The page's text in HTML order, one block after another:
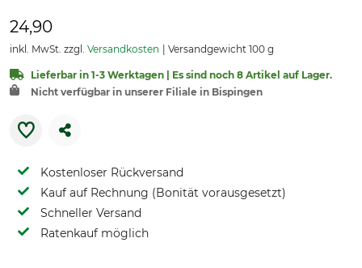
24,90
inkl. MwSt. zzgl. Versandkosten Versandgewicht 100 g
Lieferbar in 1-3 Werktagen | Es sind noch 8 Artikel auf Lager.
Nicht verfügbar in unserer Filiale in Bispingen
Kostenloser Rückversand
Kauf auf Rechnung (Bonität vorausgesetzt)
Schneller Versand
Ratenkauf möglich